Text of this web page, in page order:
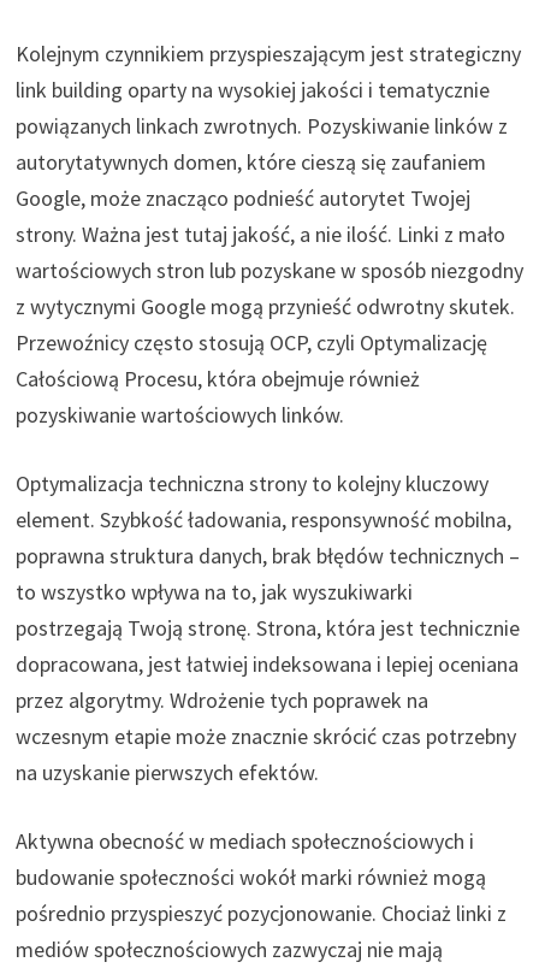
Kolejnym czynnikiem przyspieszającym jest strategiczny
link building oparty na wysokiej jakości i tematycznie
powiązanych linkach zwrotnych. Pozyskiwanie linków z
autorytatywnych domen, które cieszą się zaufaniem
Google, może znacząco podnieść autorytet Twojej
strony. Ważna jest tutaj jakość, a nie ilość. Linki z mało
wartościowych stron lub pozyskane w sposób niezgodny
z wytycznymi Google mogą przynieść odwrotny skutek.
Przewoźnicy często stosują OCP, czyli Optymalizację
Całościową Procesu, która obejmuje również
pozyskiwanie wartościowych linków.
Optymalizacja techniczna strony to kolejny kluczowy
element. Szybkość ładowania, responsywność mobilna,
poprawna struktura danych, brak błędów technicznych –
to wszystko wpływa na to, jak wyszukiwarki
postrzegają Twoją stronę. Strona, która jest technicznie
dopracowana, jest łatwiej indeksowana i lepiej oceniana
przez algorytmy. Wdrożenie tych poprawek na
wczesnym etapie może znacznie skrócić czas potrzebny
na uzyskanie pierwszych efektów.
Aktywna obecność w mediach społecznościowych i
budowanie społeczności wokół marki również mogą
pośrednio przyspieszyć pozycjonowanie. Chociaż linki z
mediów społecznościowych zazwyczaj nie mają